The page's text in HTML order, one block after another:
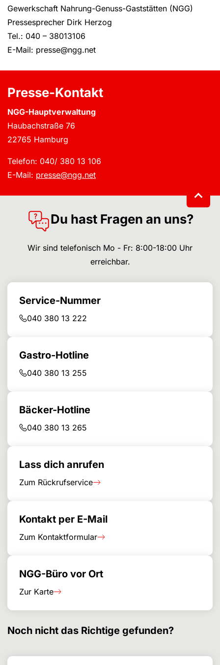
Gewerkschaft Nahrung-Genuss-Gaststätten (NGG)
Pressesprecher Dirk Herzog
Tel.: 040 – 38013106
E-Mail: presse@ngg.net
Presse-Kontakt
NGG-Hauptverwaltung
Haubachstraße 76
22765 Hamburg
Telefon: 040/ 380 13 106
E-Mail: presse@ngg.net
Du hast Fragen an uns?
Wir sind telefonisch Mo - Fr: 8:00-18:00 Uhr
erreichbar.
Service-Nummer
040 380 13 222
Gastro-Hotline
040 380 13 255
Bäcker-Hotline
040 380 13 265
Lass dich anrufen
Zum Rückrufservice
Kontakt per E-Mail
Zum Kontaktformular
NGG-Büro vor Ort
Zur Karte
Noch nicht das Richtige gefunden?
Search for